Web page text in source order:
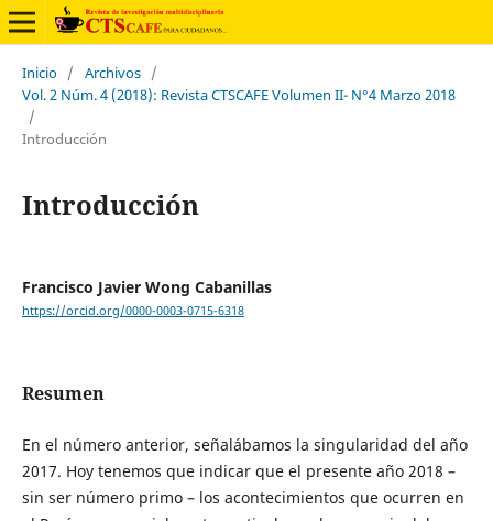
Inicio / Archivos /
Vol. 2 Núm. 4 (2018): Revista CTSCAFE Volumen II- N°4 Marzo 2018
/
Introducción
Introducción
Francisco Javier Wong Cabanillas
https://orcid.org/0000-0003-0715-6318
Resumen
En el número anterior, señalábamos la singularidad del año
2017. Hoy tenemos que indicar que el presente año 2018 –
sin ser número primo – los acontecimientos que ocurren en